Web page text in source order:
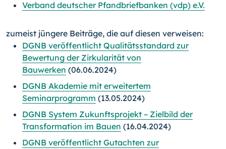
Verband deutscher Pfandbriefbanken (vdp) e.V.
zumeist jüngere Beiträge, die auf diesen verweisen:
DGNB veröffentlicht Qualitätsstandard zur
Bewertung der Zirkularität von
Bauwerken (06.06.2024)
DGNB Akademie mit erweitertem
Seminarprogramm (13.05.2024)
DGNB System Zukunftsprojekt – Zielbild der
Transformation im Bauen (16.04.2024)
DGNB veröffentlicht Gutachten zur